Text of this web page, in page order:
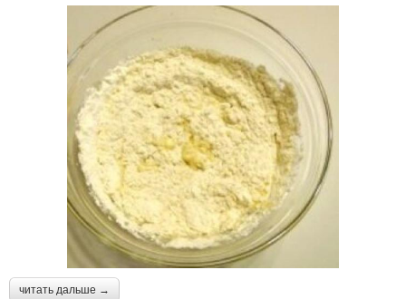
читать дальше →